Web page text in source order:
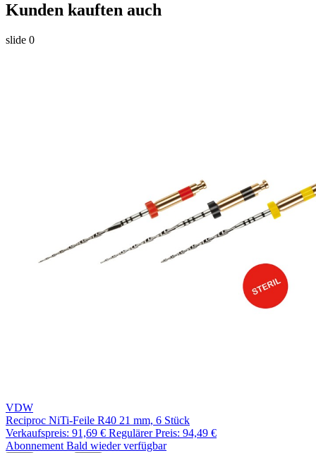
Kunden kauften auch
slide 0
VDW
Reciproc NiTi-Feile R40 21 mm, 6 Stück
Verkaufspreis: 91,69 € Regulärer Preis: 94,49 €
Abonnement Bald wieder verfügbar